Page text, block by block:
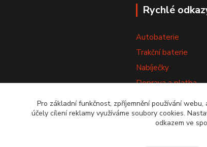
Rychlé
Autobaterie
Trakční baterie
Nabíječky
Doprava a platba
Výměna baterie
Obchodní podmínky
Pro základní funkčnost, zpříjemnění používání
účely cílení reklamy využíváme soubory cookies.
odkazem ve